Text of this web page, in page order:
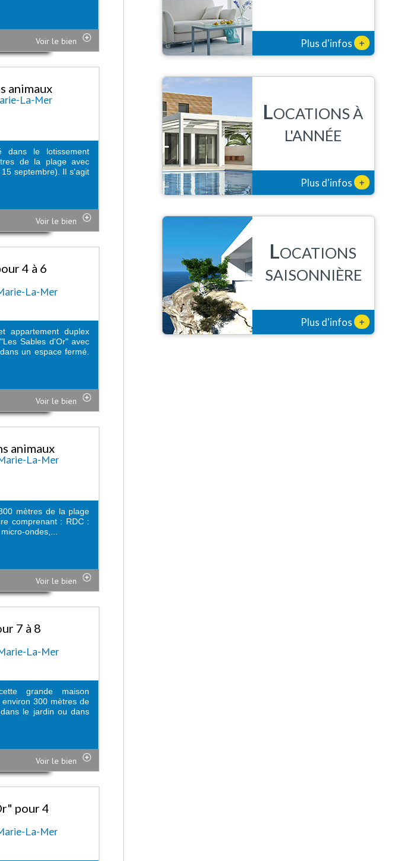
Voir le bien
animaux
La-Mer
dans le lotissement
de la plage avec
septembre). Il s'agit
Voir le bien
4 à 6
La-Mer
appartement duplex
Sables d'Or" avec
un espace fermé.
Voir le bien
animaux
La-Mer
mètres de la plage
comprenant : RDC :
ondes,...
Voir le bien
7 à 8
La-Mer
grande maison
300 mètres de
le jardin ou dans
Voir le bien
pour 4
La-Mer
Plus d'infos +
LOCATIONS À
L'ANNÉE
Plus d'infos +
LOCATIONS
SAISONNIÈRE
Plus d'infos +